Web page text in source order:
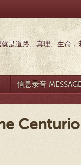
是道路、真理、生命
信息录音